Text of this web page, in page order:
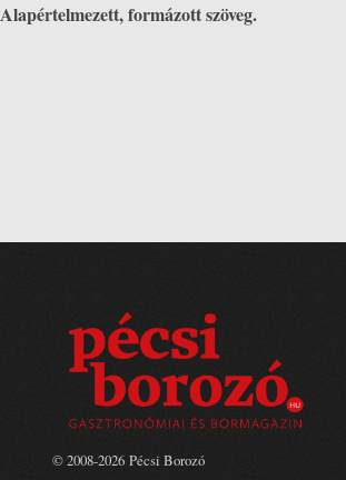
Alapértelmezett, formázott szöveg.
© 2008-2026 Pécsi Borozó